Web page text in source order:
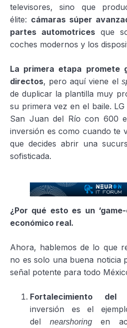
televisores, sino que
élite: cámaras súper
partes automotrices que
coches modernos y los
La primera etapa promete
directos, pero aquí viene el
de duplicar la plantilla muy
su primera vez en el baile.
San Juan del Río con 600
inversión es como cuando te
que decides abrir una
sofisticada.
¿Por qué esto es un
económico real.
Ahora, hablemos de lo que
no es solo una buena noticia
señal potente para todo
Fortalecimiento del
inversión es el
del
nearshoringen